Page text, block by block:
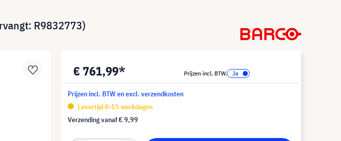
R9832773)
€ 761,99* Prijzen incl. BTW.
Prijzen incl. BTW en excl. verzendkosten
Levertijd 8-15 werkdagen
Verzending vanaf€ 9,99